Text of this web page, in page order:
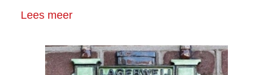
Lees meer